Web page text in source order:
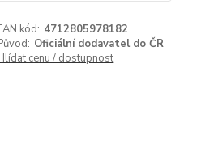
kód: 4712805978182
Oficiální dodavatel do ČR
cenu / dostupnost